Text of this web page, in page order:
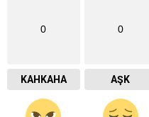
0
KAHKAHA
0
AŞK